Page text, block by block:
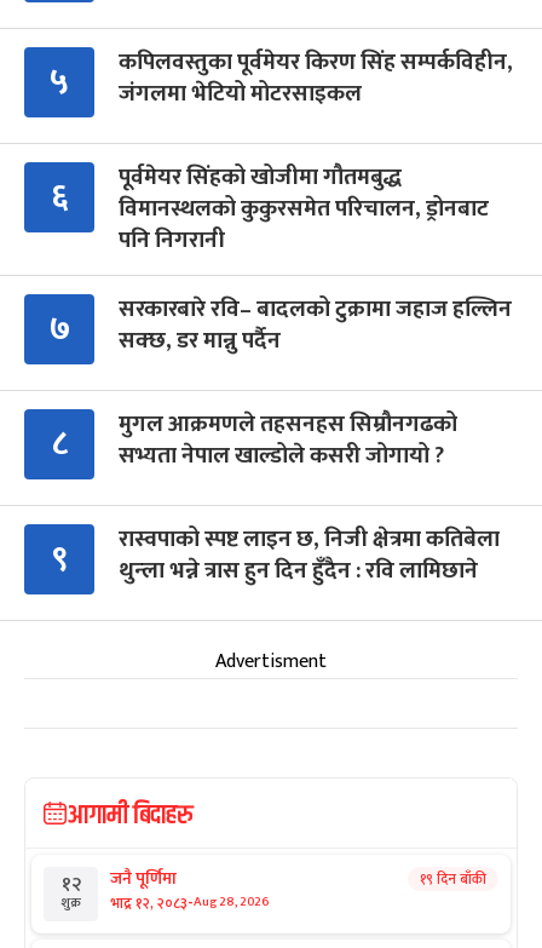
५
कपिलवस्तुका पूर्वमेयर किरण सिंह सम्पर्कविहीन,
जंगलमा भेटियो मोटरसाइकल
६
पूर्वमेयर सिंहको खोजीमा गौतमबुद्ध
विमानस्थलको कुकुरसमेत परिचालन, ड्रोनबाट
पनि निगरानी
७
सरकारबारे रवि– बादलको टुक्रामा जहाज हल्लिन
सक्छ, डर मान्नु पर्दैन
८
मुगल आक्रमणले तहसनहस सिम्रौनगढको
सभ्यता नेपाल खाल्डोले कसरी जोगायो ?
९
रास्वपाको स्पष्ट लाइन छ, निजी क्षेत्रमा कतिबेला
थुन्ला भन्ने त्रास हुन दिन हुँदैन : रवि लामिछाने
Advertisment
आगामी बिदाहरु
१२
शुक्र
जनै पूर्णिमा
भाद्र १२, २०८३-Aug 28, 2026
१९ दिन बाँकी